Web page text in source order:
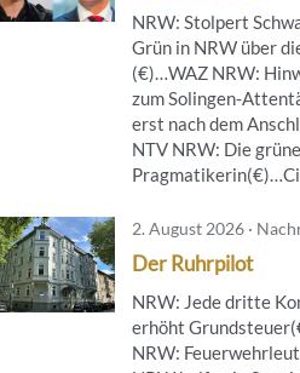
NRW: Stolpert
Grün in NRW über
(€)…WAZ NRW:
zum Solingen-
erst nach dem
NTV NRW: Die grüne
2. August 2026 ·
Der Ruhrpilot
NRW: Jede dritte
erhöht
NRW: